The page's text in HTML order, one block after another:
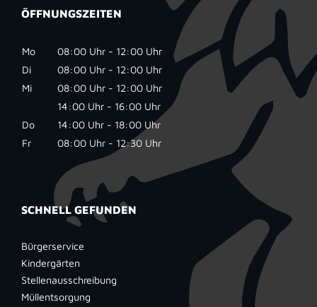
ÖFFNUNGSZEITEN
Mo
08:00 Uhr - 12:00 Uhr
Di
08:00 Uhr - 12:00 Uhr
Mi
08:00 Uhr - 12:00 Uhr
14:00 Uhr - 16:00 Uhr
Do
14:00 Uhr - 18:00 Uhr
Fr
08:00 Uhr - 12:30 Uhr
SCHNELL GEFUNDEN
Bürgerservice
Kindergärten
Stellenausschreibung
Müllentsorgung